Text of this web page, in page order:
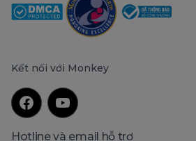
Kết nối với Monkey
Hotline và email hỗ trợ